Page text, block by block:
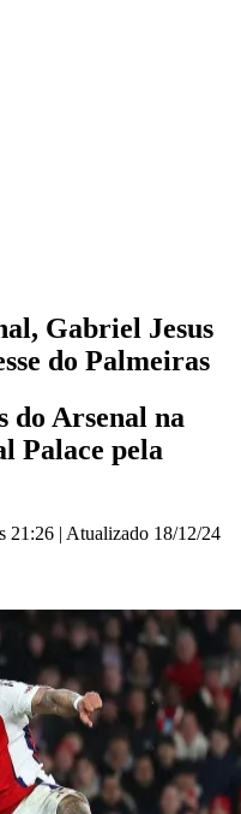
Gabriel Jesus
do Palmeiras
do Arsenal na
Palace pela
21:26 | Atualizado 18/12/24